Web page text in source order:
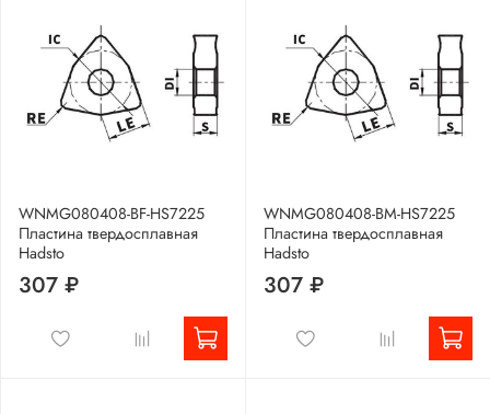
WNMG080408-BF-HS7225
Пластина твердосплавная
Hadsto
307 ₽
WNMG080408-BM-HS7225
Пластина твердосплавная
Hadsto
307 ₽